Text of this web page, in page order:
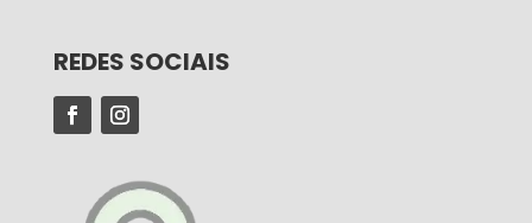
REDES SOCIAIS